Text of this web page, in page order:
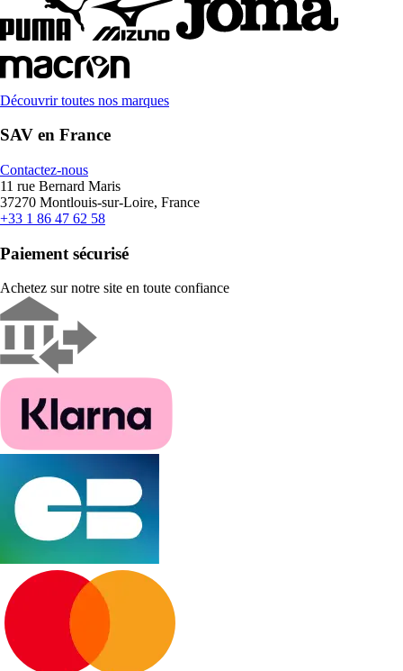
Découvrir toutes nos marques
SAV en France
Contactez-nous
11 rue Bernard Maris
37270 Montlouis-sur-Loire, France
+33 1 86 47 62 58
Paiement sécurisé
Achetez sur notre site en toute confiance